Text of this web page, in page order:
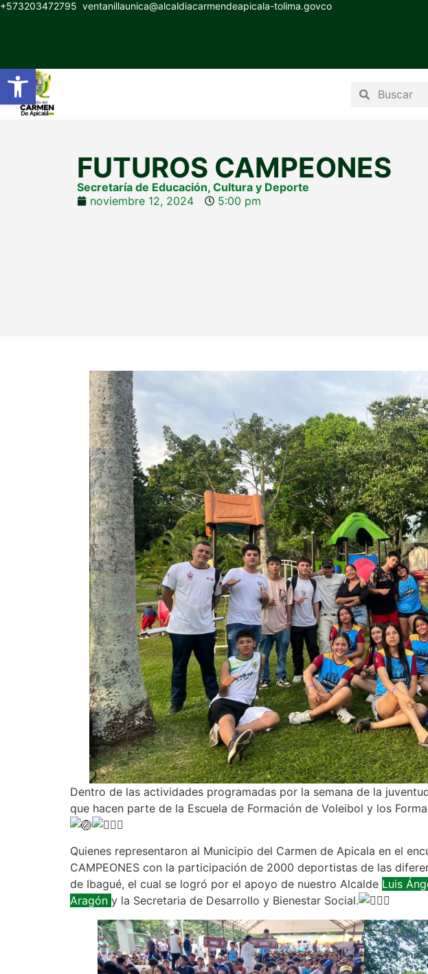
Abrir barra de herramientas
+573203472795 ventanillaunica@alcaldiacarmendeapicala-tolima.govco
FUTUROS CAMPEONES
Secretaría de Educación, Cultura y Deporte
noviembre 12, 2024
5:00 pm
Dentro de las actividades programadas por la semana de la
que hacen parte de la Escuela de Formación de Voleibol y los
Quienes representaron al Municipio del Carmen de Apicala en el
CAMPEONES con la participación de 2000 deportistas de las
de Ibagué, el cual se logró por el apoyo de nuestro Alcalde Luis
Aragón y la Secretaria de Desarrollo y Bienestar Social.